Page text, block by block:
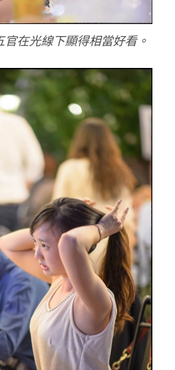
在光線下顯得相當好看。